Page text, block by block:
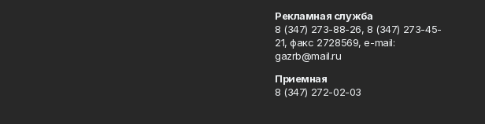
Рекламная служба
8 (347) 273-88-26, 8 (347) 273-45-
21, факс 2728569, e-mail:
gazrb@mail.ru
Приемная
8 (347) 272-02-03